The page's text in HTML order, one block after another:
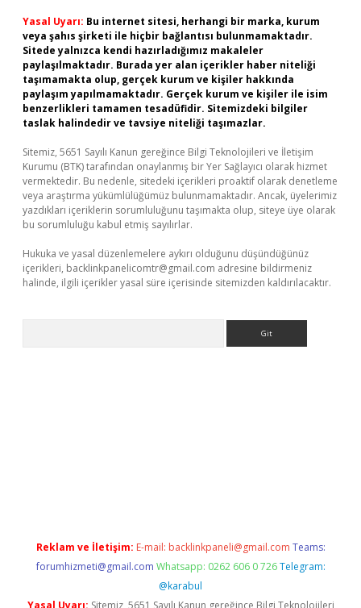
Yasal Uyarı: Bu internet sitesi, herhangi bir marka, kurum
veya şahıs şirketi ile hiçbir bağlantısı bulunmamaktadır.
Sitede yalnızca kendi hazırladığımız makaleler
paylaşılmaktadır. Burada yer alan içerikler haber niteliği
taşımamakta olup, gerçek kurum ve kişiler hakkında
paylaşım yapılmamaktadır. Gerçek kurum ve kişiler ile isim
benzerlikleri tamamen tesadüfidir. Sitemizdeki bilgiler
taslak halindedir ve tavsiye niteliği taşımazlar.
Sitemiz, 5651 Sayılı Kanun gereğince Bilgi Teknolojileri ve İletişim
Kurumu (BTK) tarafından onaylanmış bir Yer Sağlayıcı olarak hizmet
vermektedir. Bu nedenle, sitedeki içerikleri proaktif olarak denetleme
veya araştırma yükümlülüğümüz bulunmamaktadır. Ancak, üyelerimiz
yazdıkları içeriklerin sorumluluğunu taşımakta olup, siteye üye olarak
bu sorumluluğu kabul etmiş sayılırlar.
Hukuka ve yasal düzenlemelere aykırı olduğunu düşündüğünüz
içerikleri, backlinkpanelicomtr@gmail.com adresine bildirmeniz
halinde, ilgili içerikler yasal süre içerisinde sitemizden kaldırılacaktır.
Reklam ve İletişim: E-mail: backlinkpaneli@gmail.com Teams:
forumhizmeti@gmail.com Whatsapp: 0262 606 0 726 Telegram:
@karabul
Yasal Uyarı: Sitemiz, 5651 Sayılı Kanun gereğince Bilgi Teknolojileri